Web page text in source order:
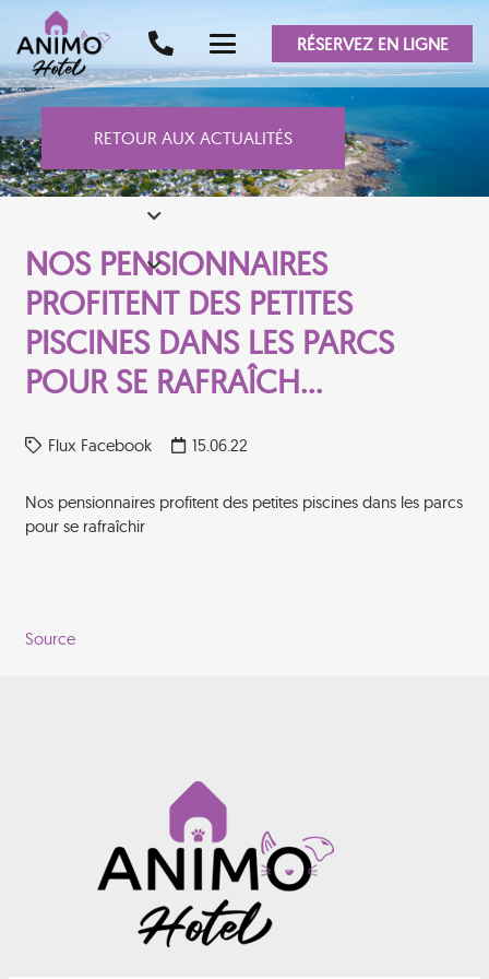
RÉSERVEZ EN LIGNE
RETOUR AUX ACTUALITÉS
NOS PENSIONNAIRES
PROFITENT DES PETITES
PISCINES DANS LES PARCS
POUR SE RAFRAÎCH…
Flux Facebook 15.06.22
Nos pensionnaires profitent des petites piscines dans les parcs
pour se rafraîchir
Source